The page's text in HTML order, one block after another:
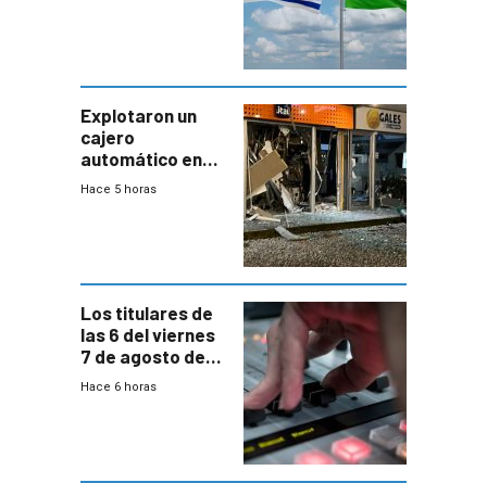
Explotaron un
cajero
automático en
Parque Miramar;
Hace 5 horas
Los titulares de
las 6 del viernes
7 de agosto de
2026
Hace 6 horas